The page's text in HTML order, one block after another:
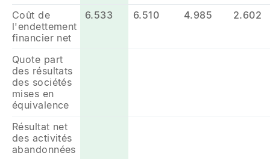
Coût de
l'endettement
financier net
6.533 6.510 4.985 2.602
Quote part
des résultats
des sociétés
mises en
équivalence
Résultat net
des activités
abandonnées